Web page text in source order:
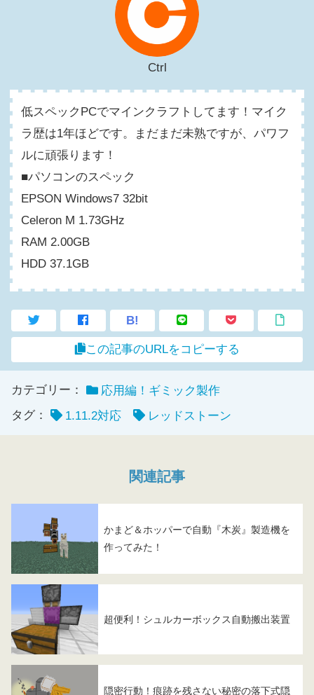
Ctrl
低スペックPCでマインクラフトしてます！マイク
ラ歴は1年ほどです。まだまだ未熟ですが、パワフ
ルに頑張ります！
■パソコンのスペック
EPSON Windows7 32bit
Celeron M 1.73GHz
RAM 2.00GB
HDD 37.1GB
B!
この記事のURLをコピーする
カテゴリー：
応用編！ギミック製作
タグ：
1.11.2対応 レッドストーン
関連記事
かまど＆ホッパーで自動『木炭』製造機を
作ってみた！
超便利！シュルカーボックス自動搬出装置
隠密行動！痕跡を残さない秘密の落下式隠